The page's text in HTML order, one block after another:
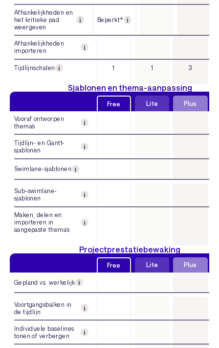
Afhankelijkheden en
het kritieke pad
weergeven
Beperkt*
Afhankelijkheden
importeren
Tijdlijnschalen 1 1 3
Sjablonen en thema-aanpassing
Free Lite Plus
Vooraf ontworpen
thema’s
Tijdlijn- en Gantt-
sjablonen
Swimlane-sjablonen
Sub-swimlane-
sjablonen
Maken, delen en
importeren in
aangepaste thema’s
Projectprestatiebewaking
Free Lite Plus
Gepland vs. werkelijk
Voortgangsbalken in
de tijdlijn
Individuele baselines
tonen of verbergen